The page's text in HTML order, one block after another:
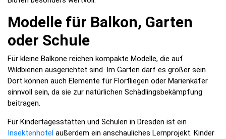
Modelle für Balkon, Garten
oder Schule
Für kleine Balkone reichen kompakte Modelle, die auf
Wildbienen ausgerichtet sind. Im Garten darf es größer sein.
Dort können auch Elemente für Florfliegen oder Marienkäfer
sinnvoll sein, da sie zur natürlichen Schädlingsbekämpfung
beitragen.
Für Kindertagesstätten und Schulen in Dresden ist ein
Insektenhotel außerdem ein anschauliches Lernprojekt. Kinder